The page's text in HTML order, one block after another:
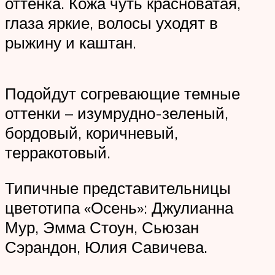
глаза яркие, волосы уходят в
рыжину и каштан.
Подойдут согревающие темные
оттенки – изумрудно-зеленый,
бордовый, коричневый,
терракотовый.
Типичные представительницы
цветотипа «Осень»: Джулианна
Мур, Эмма Стоун, Сьюзан
Сэрандон, Юлия Савичева.